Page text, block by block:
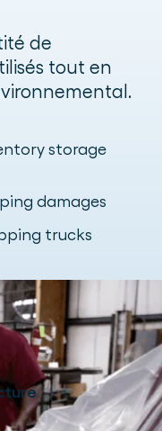
de
tout en
storage
damages
trucks